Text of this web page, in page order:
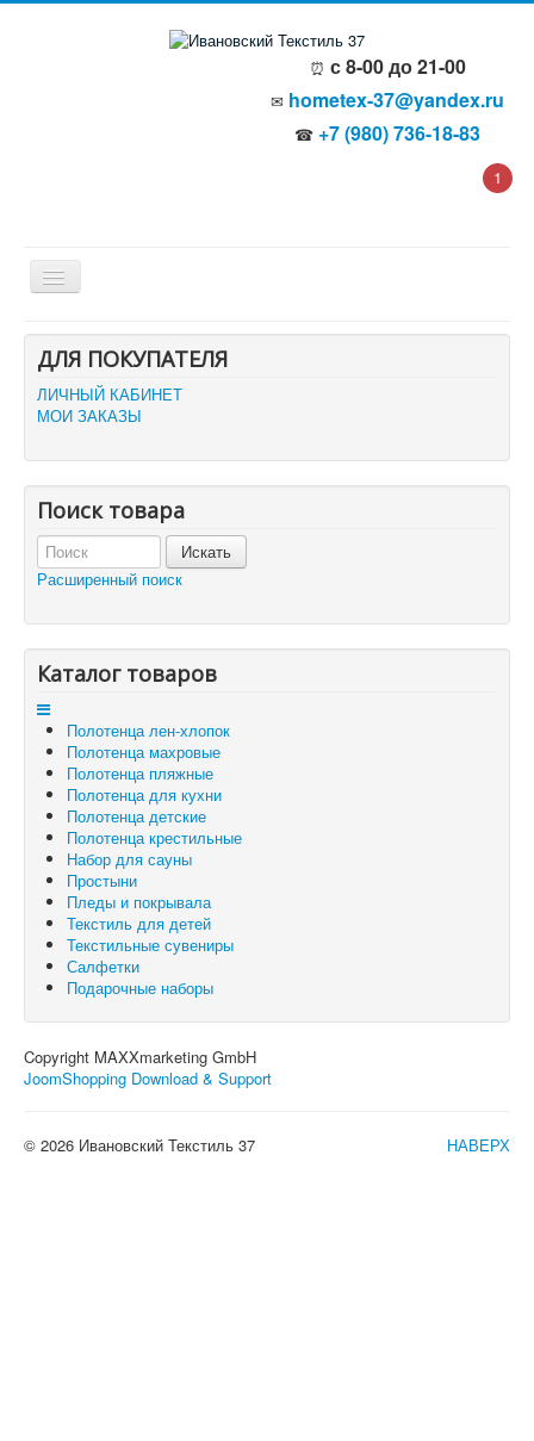
⏰ с 8-00 до 21-00
✉ hometex-37@yandex.ru
☎ +7 (980) 736-18-83
1
Главная
О компании
Политика безопасности
Пользовательское соглашение
Корзина
Отложенные товары
Вы здесь: Главная
ДЛЯ ПОКУПАТЕЛЯ
ЛИЧНЫЙ КАБИНЕТ
МОИ ЗАКАЗЫ
Поиск товара
Расширенный поиск
Каталог товаров
Полотенца лен-хлопок
Полотенца махровые
Полотенца пляжные
Полотенца для кухни
Полотенца детские
Полотенца крестильные
Набор для сауны
Простыни
Пледы и покрывала
Текстиль для детей
Текстильные сувениры
Салфетки
Подарочные наборы
Copyright MAXXmarketing GmbH
JoomShopping Download & Support
НАВЕРХ
© 2026 Ивановский Текстиль 37